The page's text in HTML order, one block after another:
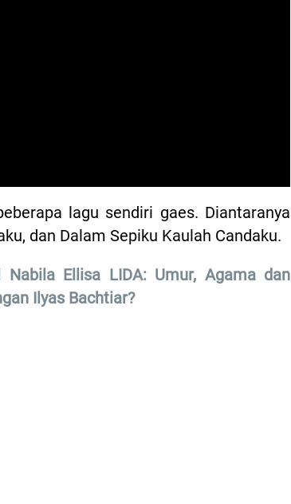
lagu sendiri gaes. Diantaranya
dan Dalam Sepiku Kaulah Candaku.
Nabila Ellisa LIDA: Umur, Agama dan
Ilyas Bachtiar?